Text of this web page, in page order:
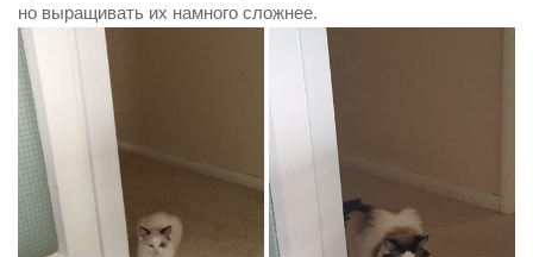
но выращивать их намного сложнее.